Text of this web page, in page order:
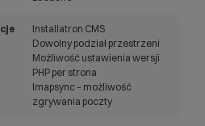
Installatron CMS
Dowolny podział przestrzeni
Możliwość ustawienia wersji
PHP per strona
Imapsync – możliwość
zgrywania poczty